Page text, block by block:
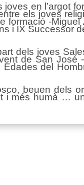
en l’argot
els joves
formació -Miguel
i IX Successor
dels joves
de San José
del
beuen dels
i més humà …